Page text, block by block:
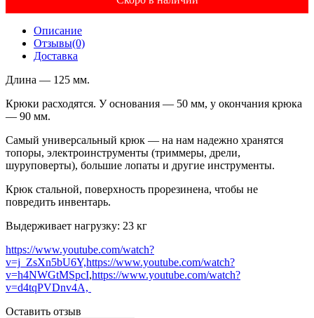
Описание
Отзывы(0)
Доставка
Длина — 125 мм.
Крюки расходятся. У основания — 50 мм, у окончания крюка
— 90 мм.
Самый универсальный крюк — на нам надежно хранятся
топоры, электроинструменты (триммеры, дрели,
шуруповерты), большие лопаты и другие инструменты.
Крюк стальной, поверхность прорезинена, чтобы не
повредить инвентарь.
Выдерживает нагрузку: 23 кг
https://www.youtube.com/watch?
v=j_ZsXn5bU6Y,https://www.youtube.com/watch?
v=h4NWGtMSpcI,https://www.youtube.com/watch?
v=d4tqPVDnv4A,
Оставить отзыв